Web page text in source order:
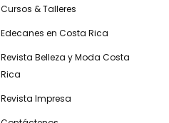
Cursos & Talleres
Edecanes en Costa Rica
Revista Belleza y Moda Costa
Rica
Revista Impresa